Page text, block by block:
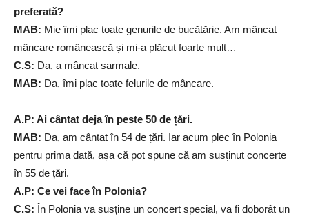
preferată?
MAB: Mie îmi plac toate genurile de bucătărie. Am mâncat
mâncare românească și mi-a plăcut foarte mult…
C.S: Da, a mâncat sarmale.
MAB: Da, îmi plac toate felurile de mâncare.
A.P: Ai cântat deja în peste 50 de țări.
MAB: Da, am cântat în 54 de țări. Iar acum plec în Polonia
pentru prima dată, așa că pot spune că am susținut concerte
în 55 de țări.
A.P: Ce vei face în Polonia?
C.S: În Polonia va susține un concert special, va fi doborât un